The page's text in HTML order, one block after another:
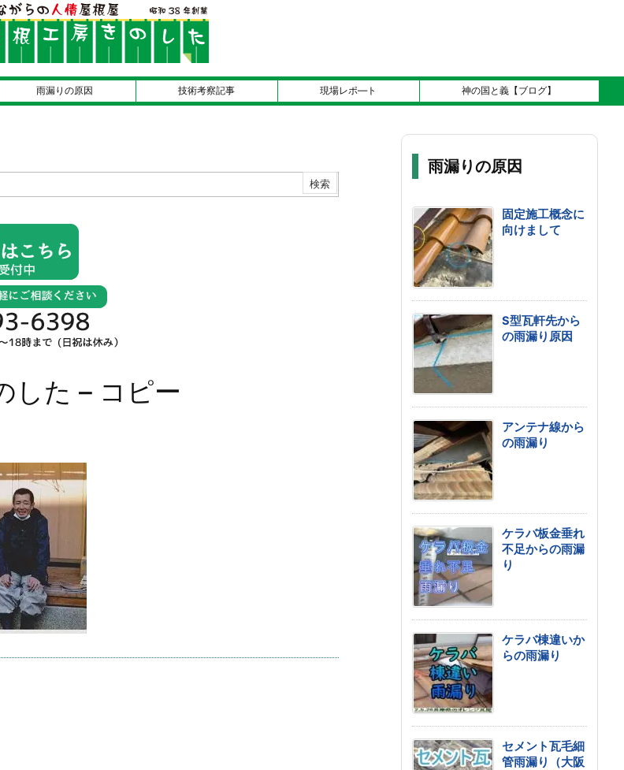
雨漏りの原因 技術考察記事 現場レポ―ト 神の国と義【ブログ】
した – コピー
雨漏りの原因
固定施工概念に
向けまして
S型瓦軒先から
の雨漏り原因
アンテナ線から
の雨漏り
ケラバ板金垂れ
不足からの雨漏
り
ケラバ棟違いか
らの雨漏り
セメント瓦毛細
管雨漏り（大阪